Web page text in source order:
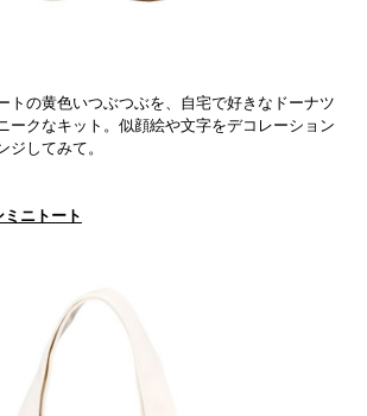
トの黄色いつぶつぶを、自宅で好きなドーナツ
ークなキット。似顔絵や文字をデコレーション
ジしてみて。
ニトート